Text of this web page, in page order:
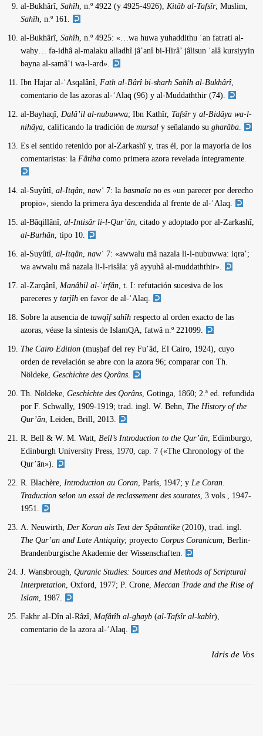
al-Bukhârî, Sahîh, n.º 4922 (y 4925-4926), Kitâb al-Tafsîr; Muslim,
Sahîh, n.º 161.
al-Bukhârî, Sahîh, n.º 4925: «…wa huwa yuhaddithu ʿan fatrati al-
wahy… fa-idhâ al-malaku alladhî jâ’anî bi-Hirâ’ jâlisun ʿalâ kursiyyin
bayna al-samâ’i wa-l-ard».
Ibn Hajar al-ʿAsqalânî, Fath al-Bârî bi-sharh Sahîh al-Bukhârî,
comentario de las azoras al-ʿAlaq (96) y al-Muddaththir (74).
al-Bayhaqî, Dalâ’il al-nubuwwa; Ibn Kathîr, Tafsîry al-Bidâya wa-l-
nihâya, calificando la tradición de mursal y señalando su gharâba.
Es el sentido retenido por al-Zarkashî y, tras él, por la mayoría de los
comentaristas: la Fâtiha como primera azora revelada íntegramente.
al-Suyûtî, al-Itqân, nawʿ 7: la basmala no es «un parecer por derecho
propio», siendo la primera âya descendida al frente de al-ʿAlaq.
al-Bâqillânî, al-Intisâr li-l-Qur’ân, citado y adoptado por al-Zarkashî,
al-Burhân, tipo 10.
al-Suyûtî, al-Itqân, nawʿ 7: «awwalu mâ nazala li-l-nubuwwa: iqra’;
wa awwalu mâ nazala li-l-risâla: yâ ayyuhâ al-muddaththir».
al-Zarqânî, Manâhil al-ʿirfân, t. I: refutación sucesiva de los
pareceres y tarjîh en favor de al-ʿAlaq.
Sobre la ausencia de tawqîf sahîh respecto al orden exacto de las
azoras, véase la síntesis de IslamQA, fatwâ n.º 221099.
The Cairo Edition (muṣḥaf del rey Fu’âd, El Cairo, 1924), cuyo
orden de revelación se abre con la azora 96; comparar con Th.
Nöldeke, Geschichte des Qorâns.
Th. Nöldeke, Geschichte des Qorâns, Gotinga, 1860; 2.ª ed. refundida
por F. Schwally, 1909-1919; trad. ingl. W. Behn, The History of the
Qur’ān, Leiden, Brill, 2013.
R. Bell & W. M. Watt, Bell’s Introduction to the Qur’ān, Edimburgo,
Edinburgh University Press, 1970, cap. 7 («The Chronology of the
Qur’ān»).
R. Blachère, Introduction au Coran, París, 1947; y Le Coran.
Traduction selon un essai de reclassement des sourates, 3 vols., 1947-
1951.
A. Neuwirth, Der Koran als Text der Spätantike (2010), trad. ingl.
The Qur’an and Late Antiquity; proyecto Corpus Coranicum, Berlin-
Brandenburgische Akademie der Wissenschaften.
J. Wansbrough, Quranic Studies: Sources and Methods of Scriptural
Interpretation, Oxford, 1977; P. Crone, Meccan Trade and the Rise of
Islam, 1987.
Fakhr al-Dîn al-Râzî, Mafâtîh al-ghayb (al-Tafsîr al-kabîr),
comentario de la azora al-ʿAlaq.
Idris de Vos